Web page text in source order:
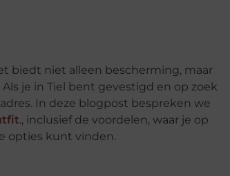
biedt niet alleen bescherming, maar
je in Tiel bent gevestigd en op zoek
In deze blogpost bespreken we
., inclusief de voordelen, waar je op
opties kunt vinden.